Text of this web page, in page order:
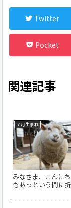
Twitter
Pocket
関連記事
７月生まれ
みなさま、こんに
もあっという間に